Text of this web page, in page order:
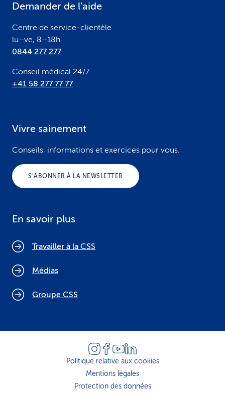
Demander de l’aide
Centre de service-clientèle
lu–ve, 8–18h
0844 277 277
Conseil médical 24/7
+41 58 277 77 77
Vivre sainement
Conseils, informations et exercices pour vous.
S’ABONNER À LA NEWSLETTER
En savoir plus
Travailler à la CSS
Médias
Groupe CSS
Politique relative aux cookies
Mentions légales
Protection des données